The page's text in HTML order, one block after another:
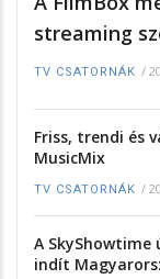
streaming
TV CSATORNÁK /
Friss, trendi és
MusicMix
TV CSATORNÁK /
A
indít